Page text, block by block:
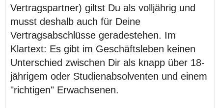
Vertragspartner) giltst Du als volljährig und
musst deshalb auch für Deine
Vertragsabschlüsse geradestehen. Im
Klartext: Es gibt im Geschäftsleben keinen
Unterschied zwischen Dir als knapp über 18-
jährigem oder Studienabsolventen und einem
"richtigen" Erwachsenen.